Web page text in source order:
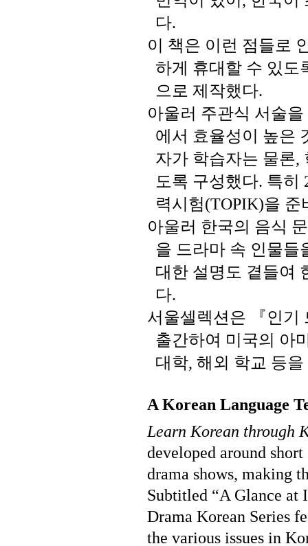
다.
이 책은 이런 점들로
하게 휴대할 수 있도
으로 제작했다.
아울러 주관식 서술을
에서 효율성이 높은
자가 학습자는 물론,
도록 구성했다. 특히
력시험(TOPIK)을 준
아울러 한국의 음식
을 드라마 속 인물들
대한 설명도 곁들여
다.
서울셀렉션은 『인기
출간하여 미국의 아
대학,해외 학교 등을
A Korean Language
Learn Korean through
developed around
drama shows, making
Subtitled “A Glance at
Drama Korean Series
the various issues in